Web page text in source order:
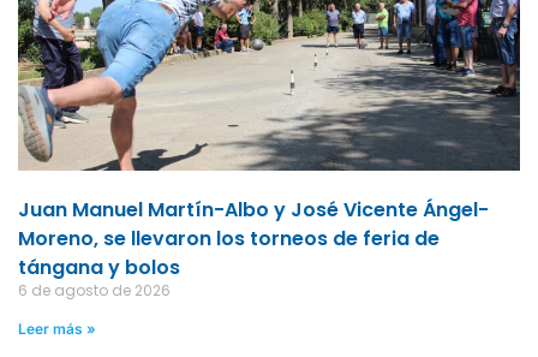
Juan Manuel Martín-Albo y José Vicente Ángel-
Moreno, se llevaron los torneos de feria de
tángana y bolos
6 de agosto de 2026
Leer más »